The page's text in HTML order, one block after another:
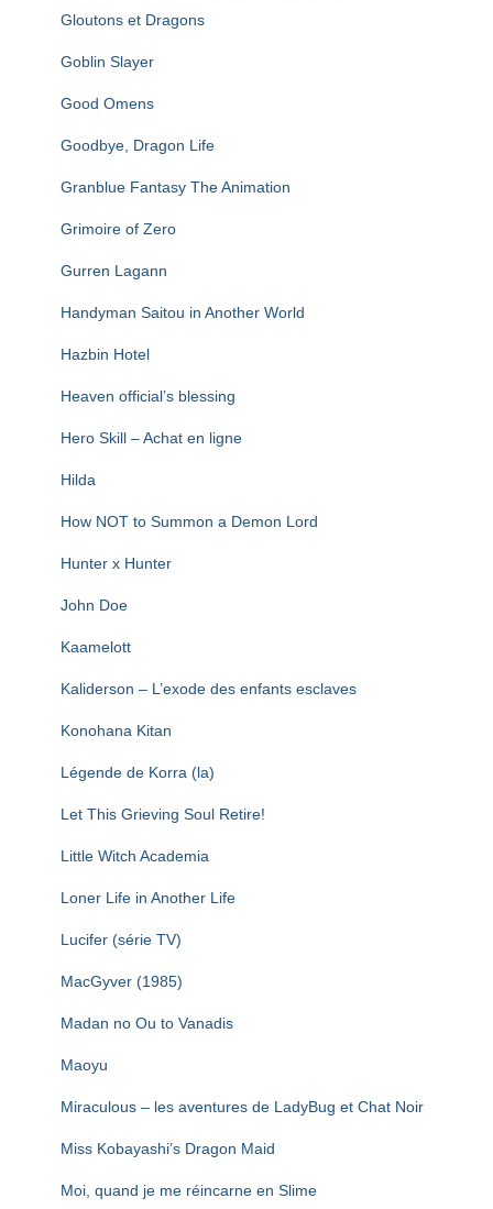
Gloutons et Dragons
Goblin Slayer
Good Omens
Goodbye, Dragon Life
Granblue Fantasy The Animation
Grimoire of Zero
Gurren Lagann
Handyman Saitou in Another World
Hazbin Hotel
Heaven official’s blessing
Hero Skill – Achat en ligne
Hilda
How NOT to Summon a Demon Lord
Hunter x Hunter
John Doe
Kaamelott
Kaliderson – L’exode des enfants esclaves
Konohana Kitan
Légende de Korra (la)
Let This Grieving Soul Retire!
Little Witch Academia
Loner Life in Another Life
Lucifer (série TV)
MacGyver (1985)
Madan no Ou to Vanadis
Maoyu
Miraculous – les aventures de LadyBug et Chat Noir
Miss Kobayashi’s Dragon Maid
Moi, quand je me réincarne en Slime